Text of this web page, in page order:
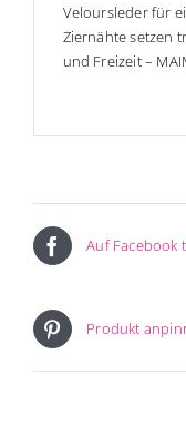
Veloursleder für
Ziernähte setzen
und Freizeit –
Auf Facebook
Produkt